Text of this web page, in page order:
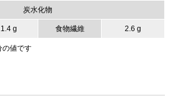
炭水化物
g 食物繊維 2.6 g
値です